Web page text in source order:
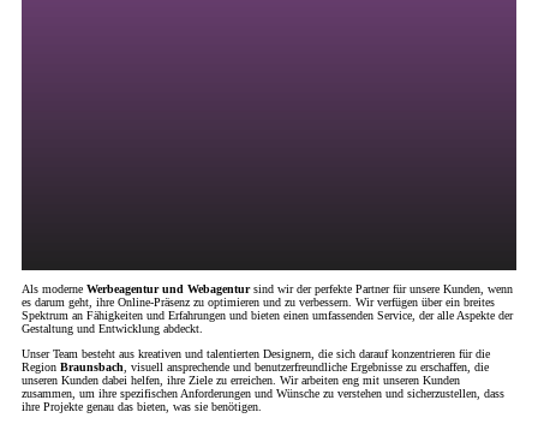
Als moderne Werbeagentur und Webagentursind wir der perfekte Partner für unsere Kunden, wenn
es darum geht, ihre Online-Präsenz zu optimieren und zu verbessern. Wir verfügen über ein breites
Spektrum an Fähigkeiten und Erfahrungen und bieten einen umfassenden Service, der alle Aspekte der
Gestaltung und Entwicklung abdeckt.
Unser Team besteht aus kreativen und talentierten Designern, die sich darauf konzentrieren für die
Region Braunsbach , visuell ansprechende und benutzerfreundliche Ergebnisse zu erschaffen, die
unseren Kunden dabei helfen, ihre Ziele zu erreichen. Wir arbeiten eng mit unseren Kunden
zusammen, um ihre spezifischen Anforderungen und Wünsche zu verstehen und sicherzustellen, dass
ihre Projekte genau das bieten, was sie benötigen.